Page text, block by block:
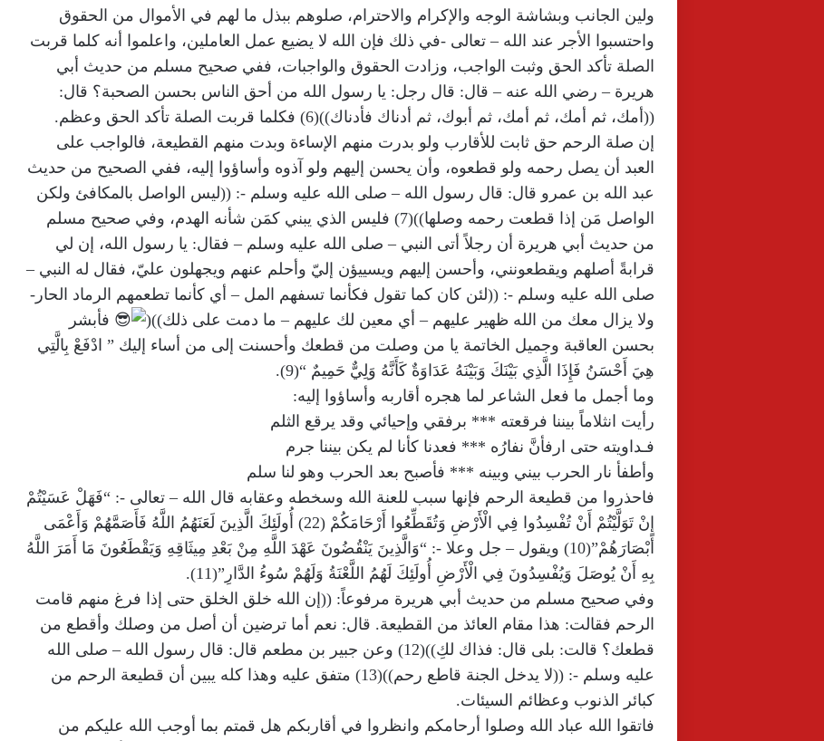
ولين الجانب وبشاشة الوجه والإكرام والاحترام، صلوهم ببذل ما لهم في الأموال من الحقوق
واحتسبوا الأجر عند الله – تعالى -في ذلك فإن الله لا يضيع عمل العاملين، واعلموا أنه كلما قربت
الصلة تأكد الحق وثبت الواجب، وزادت الحقوق والواجبات، ففي صحيح مسلم من حديث أبي
هريرة – رضي الله عنه – قال: قال رجل: يا رسول الله من أحق الناس بحسن الصحبة؟ قال:
((أمك، ثم أمك، ثم أمك، ثم أبوك، ثم أدناك فأدناك))(6) فكلما قربت الصلة تأكد الحق وعظم.
إن صلة الرحم حق ثابت للأقارب ولو بدرت منهم الإساءة وبدت منهم القطيعة، فالواجب على
العبد أن يصل رحمه ولو قطعوه، وأن يحسن إليهم ولو آذوه وأساؤوا إليه، ففي الصحيح من حديث
عبد الله بن عمرو قال: قال رسول الله – صلى الله عليه وسلم -: ((ليس الواصل بالمكافئ ولكن
الواصل مَن إذا قطعت رحمه وصلها))(7) فليس الذي يبني كمَن شأنه الهدم، وفي صحيح مسلم
من حديث أبي هريرة أن رجلاً أتى النبي – صلى الله عليه وسلم – فقال: يا رسول الله، إن لي
قرابةً أصلهم ويقطعونني، وأحسن إليهم ويسييؤن إليّ وأحلم عنهم ويجهلون عليّ، فقال له النبي –
صلى الله عليه وسلم -: ((لئن كان كما تقول فكأنما تسفهم المل – أي كأنما تطعمهم الرماد الحار-
ولا يزال معك من الله ظهير عليهم – أي معين لك عليهم – ما دمت على ذلك))(
فأبشر
بحسن العاقبة وجميل الخاتمة يا من وصلت من قطعك وأحسنت إلى من أساء إليك ” ادْفَعْ بِالَّتِي
هِيَ أَحْسَنُ فَإِذَا الَّذِي بَيْنَكَ وَبَيْنَهُ عَدَاوَةٌ كَأَنَّهُ وَلِيٌّ حَمِيمٌ “(9).
وما أجمل ما فعل الشاعر لما هجره أقاربه وأساؤوا إليه:
رأيت انثلاماً بيننا فرقعته *** برفقي وإحيائي وقد يرقع الثلم
فـداويته حتى ارفأنَّ نفارُه *** فعدنا كأنا لم يكن بيننا جرم
وأطفأ نار الحرب بيني وبينه *** فأصبح بعد الحرب وهو لنا سلم
فاحذروا من قطيعة الرحم فإنها سبب للعنة الله وسخطه وعقابه قال الله – تعالى -: “فَهَلْ عَسَيْتُمْ
إِنْ تَوَلَّيْتُمْ أَنْ تُفْسِدُوا فِي الْأَرْضِ وَتُقَطِّعُوا أَرْحَامَكُمْ (22) أُولَئِكَ الَّذِينَ لَعَنَهُمُ اللَّهُ فَأَصَمَّهُمْ وَأَعْمَى
أَبْصَارَهُمْ”(10) ويقول – جل وعلا -: “وَالَّذِينَ يَنْقُضُونَ عَهْدَ اللَّهِ مِنْ بَعْدِ مِيثَاقِهِ وَيَقْطَعُونَ مَا أَمَرَ اللَّهُ
بِهِ أَنْ يُوصَلَ وَيُفْسِدُونَ فِي الْأَرْضِ أُولَئِكَ لَهُمُ اللَّعْنَةُ وَلَهُمْ سُوءُ الدَّارِ”(11).
وفي صحيح مسلم من حديث أبي هريرة مرفوعاً: ((إن الله خلق الخلق حتى إذا فرغ منهم قامت
الرحم فقالت: هذا مقام العائذ من القطيعة. قال: نعم أما ترضين أن أصل من وصلك وأقطع من
قطعك؟ قالت: بلى قال: فذاك لكِ))(12) وعن جبير بن مطعم قال: قال رسول الله – صلى الله
عليه وسلم -: ((لا يدخل الجنة قاطع رحم))(13) متفق عليه وهذا كله يبين أن قطيعة الرحم من
كبائر الذنوب وعظائم السيئات.
فاتقوا الله عباد الله وصلوا أرحامكم وانظروا في أقاربكم هل قمتم بما أوجب الله عليكم من